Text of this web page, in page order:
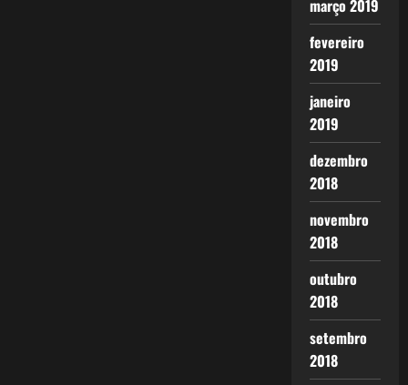
março 2019
fevereiro
2019
janeiro
2019
dezembro
2018
novembro
2018
outubro
2018
setembro
2018